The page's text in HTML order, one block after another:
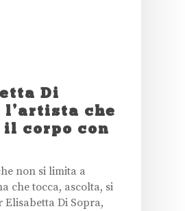
Di
l’artista che
il corpo con
non si limita a
che tocca, ascolta, si
Elisabetta Di Sopra,